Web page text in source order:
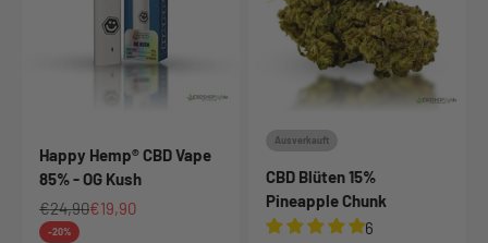
Happy Hemp® CBD Vape
85% - OG Kush
Regulärer Preis
€24,90Angebot
€19,90
-20%
Ausverkauft
CBD Blüten 15%
Pineapple Chunk
6